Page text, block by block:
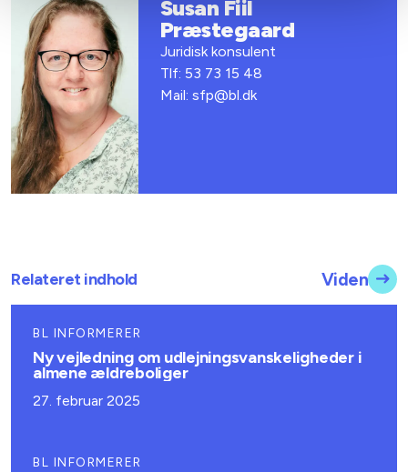
Susan Fiil
Præstegaard
Juridisk konsulent
Tlf: 53 73 15 48
Mail: sfp@bl.dk
Relateret indhold Viden
BL INFORMERER
Ny vejledning om udlejningsvanskeligheder i
almene ældreboliger
27. februar 2025
BL INFORMERER